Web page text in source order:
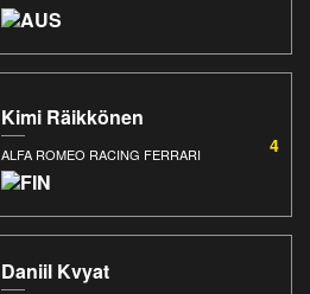
Kimi Räikkönen
ALFA ROMEO RACING FERRARI 4
Daniil Kvyat